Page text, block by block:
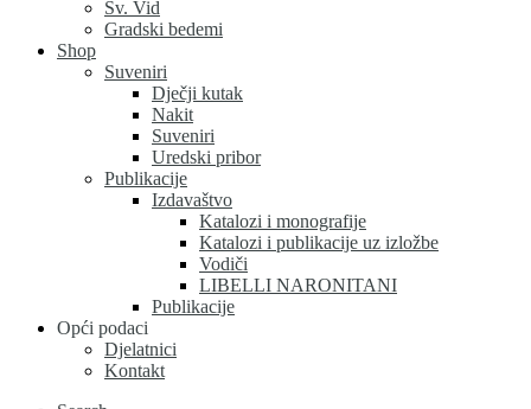
Sv. Vid
Gradski bedemi
Shop
Suveniri
Dječji kutak
Nakit
Suveniri
Uredski pribor
Publikacije
Izdavaštvo
Katalozi i monografije
Katalozi i publikacije uz izložbe
Vodiči
LIBELLI NARONITANI
Publikacije
Opći podaci
Djelatnici
Kontakt